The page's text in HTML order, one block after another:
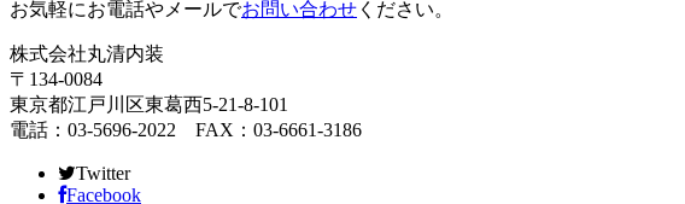
お気軽にお電話やメールでお問い合わせ ください。
株式会社丸清内装
〒134-0084
東京都江戸川区東葛西5-21-8-101
電話：03-5696-2022 FAX：03-6661-3186
Twitter
Facebook